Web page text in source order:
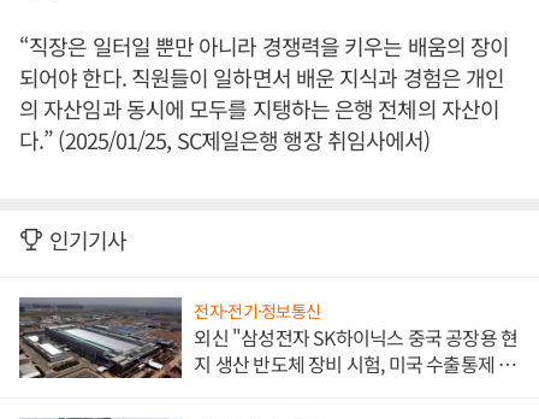
“직장은 일터일 뿐만 아니라 경쟁력을 키우는 배움의 장이
되어야 한다. 직원들이 일하면서 배운 지식과 경험은 개인
의 자산임과 동시에 모두를 지탱하는 은행 전체의 자산이
다.” (2025/01/25, SC제일은행 행장 취임사에서)
인기기사
전자·전기·정보통신
외신 "삼성전자 SK하이닉스 중국 공장용 현
지 생산 반도체 장비 시험, 미국 수출통제 대